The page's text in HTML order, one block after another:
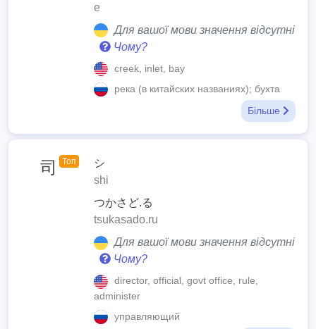
e
Для вашої мови значення відсутні
Чому?
creek, inlet, bay
река (в китайских названиях); бухта
Більше
司 Топ
シ
shi
つかさど.る
tsukasado.ru
Для вашої мови значення відсутні
Чому?
director, official, govt office, rule,
administer
управляющий